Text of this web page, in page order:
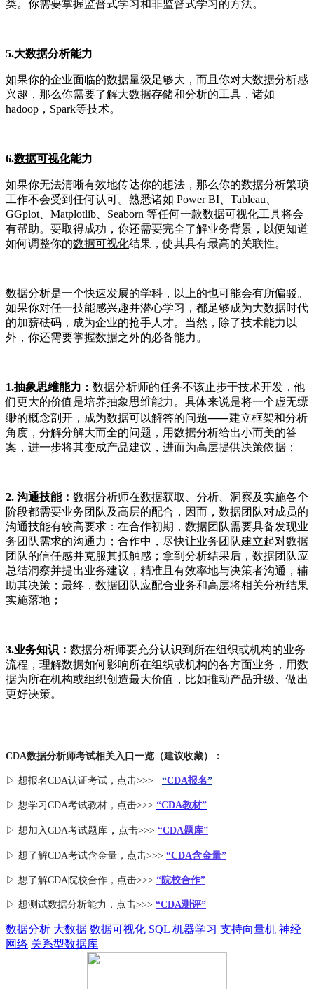
类。你需要掌握监督式学习和非监督式学习的方法。
5.大数据分析能力
如果你的企业面临的数据量级足够大，而且你对大数据分析感
兴趣，那么你需要了解大数据存储和分析的工具，诸如
hadoop，Spark等技术。
6.数据可视化能力
如果你无法清晰有效地传达你的想法，那么你的数据分析繁琐
工作不会受到任何认可。熟悉诸如 Power BI、Tableau、
GGplot、Matplotlib、Seaborn 等任何一款数据可视化工具将会
有帮助。要取得成功，你还需要完全了解业务背景，以便知道
如何调整你的数据可视化结果，使其具有最高的关联性。
数据分析是一个快速发展的学科，以上的也可能会有所偏驳。
如果你对任一技能感兴趣并潜心学习，都足够成为大数据时代
的加薪砝码，成为企业的抢手人才。当然，除了技术能力以
外，你还需要掌握数据之外的必备能力。
1.抽象思维能力： 数据分析师的任务不该止步于技术开发，他
们更大的价值是培养抽象思维能力。具体来说是将一个虚无缥
缈的概念剖开，成为数据可以解答的问题⸺建立框架和分析
角度，分解分解大而全的问题，用数据分析给出小而美的答
案，进一步将其变成产品建议，进而为高层提供决策依据；
2. 沟通技能： 数据分析师在数据获取、分析、洞察及实施各个
阶段都需要业务团队及高层的配合，因而，数据团队对成员的
沟通技能有较高要求：在合作初期，数据团队需要具备发现业
务团队需求的沟通力；合作中，尽快让业务团队建立起对数据
团队的信任感并克服其抵触感；拿到分析结果后，数据团队应
总结洞察并提出业务建议，精准且有效率地与决策者沟通，辅
助其决策；最终，数据团队应配合业务和高层将相关分析结果
实施落地；
3.业务知识： 数据分析师要充分认识到所在组织或机构的业务
流程，理解数据如何影响所在组织或机构的各方面业务，用数
据为所在机构或组织创造最大价值，比如推动产品升级、做出
更好决策。
CDA数据分析师考试相关入口一览（建议收藏）：
▷ 想报名CDA认证考试，点击>>> “CDA报名”
▷ 想学习CDA考试教材，点击>>> “CDA教材”
▷ 想加入CDA考试题库 ， 点击>>> “CDA题库”
▷ 想了解CDA考试含金量 ，点击>>> “CDA含金量”
▷ 想了解CDA院校合作 ，点击>>> “院校合作”
▷ 想测试数据分析能力，点击>>> “CDA测评”
数据分析 大数据 数据可视化 SQL 机器学习 支持向量机 神经
网络 关系型数据库